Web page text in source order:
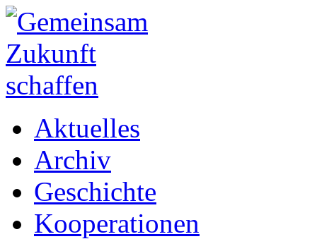
Aktuelles
Archiv
Geschichte
Kooperationen